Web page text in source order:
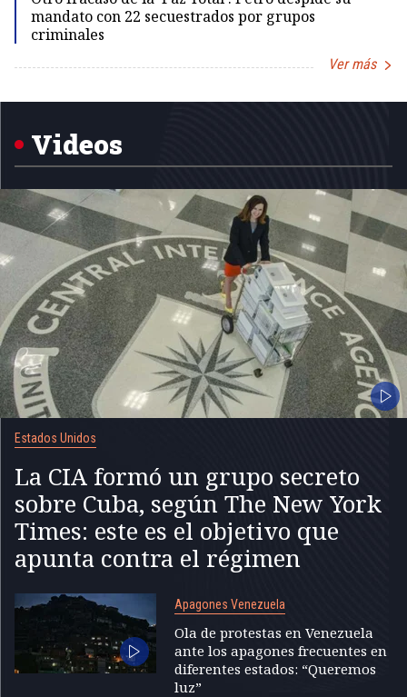
mandato con 22 secuestrados por grupos
criminales
Ver más
1
Videos
Estados Unidos
La CIA formó un grupo secreto
sobre Cuba, según The New York
Times: este es el objetivo que
apunta contra el régimen
Apagones Venezuela
Ola de protestas en Venezuela
ante los apagones frecuentes en
diferentes estados: “Queremos
luz”